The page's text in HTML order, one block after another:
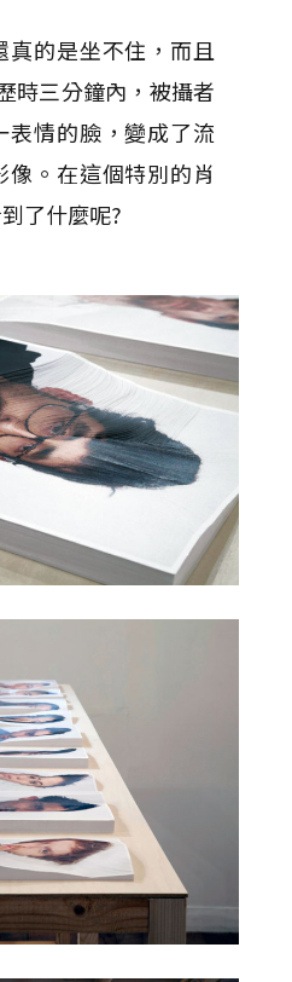
的是坐不住，而且
時三分鐘內，被攝者
表情的臉，變成了流
像。在這個特別的肖
了什麼呢?